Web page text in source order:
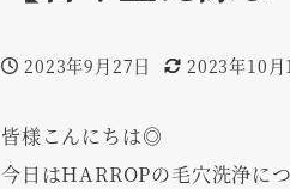
投稿日
2023年9月27日
更新日
2023年10月
皆様こんにちは◎
今日はHARROPの毛穴洗浄に